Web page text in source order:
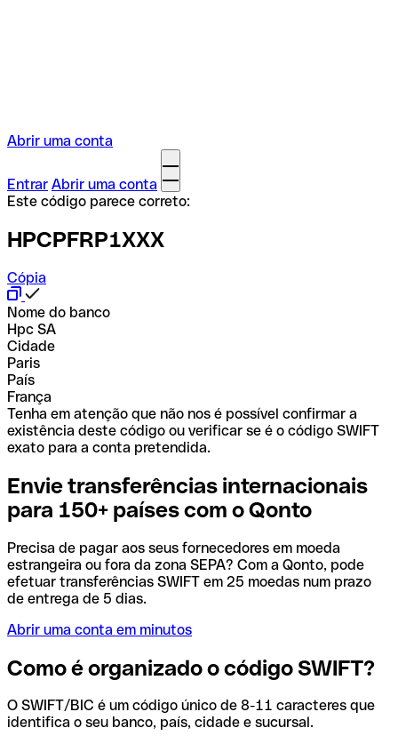
Abrir uma conta
Entrar Abrir uma conta
Este código parece correto:
HPCPFRP1XXX
Cópia
Nome do banco
Hpc SA
Cidade
Paris
País
França
Tenha em atenção que não nos é possível confirmar a
existência deste código ou verificar se é o código SWIFT
exato para a conta pretendida.
Envie transferências internacionais
para 150+ países com o Qonto
Precisa de pagar aos seus fornecedores em moeda
estrangeira ou fora da zona SEPA? Com a Qonto, pode
efetuar transferências SWIFT em 25 moedas num prazo
de entrega de 5 dias.
Abrir uma conta em minutos
Como é organizado o código SWIFT?
O SWIFT/BIC é um código único de 8-11 caracteres que
identifica o seu banco, país, cidade e sucursal.